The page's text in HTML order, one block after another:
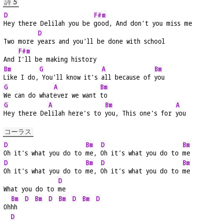
詩 5
D
Hey there Delilah you be
F#m
good, And don’t you miss me
Two more
D
years and you’ll be done with school
And
F#m
I'll be making history
Bm
Like I do,
G
You’ll know it's
A
all because of
Bm
you
G
We can do what
A
ever we want
Bm
to
G
Hey there De
A
lilah here's to
Bm
you, This one’s for
A
you
コーラス
D
Oh it’s what you do to
Bm
me,
D
Oh it’s what you do to
Bm
me
D
Oh it’s what you do to
Bm
me,
D
Oh it’s what you do to
Bm
me
What you do to
D
me
Oh
Bm
hh
D Bm D Bm D Bm
D
D